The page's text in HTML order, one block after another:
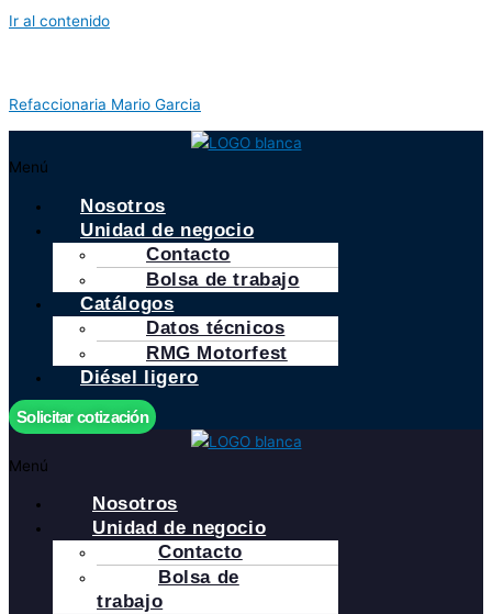
Ir al contenido
Refaccionaria Mario Garcia
Menú
Nosotros
Unidad de negocio
Contacto
Bolsa de trabajo
Catálogos
Datos técnicos
RMG Motorfest
Diésel ligero
Solicitar cotización
Menú
Nosotros
Unidad de negocio
Contacto
Bolsa de
trabajo